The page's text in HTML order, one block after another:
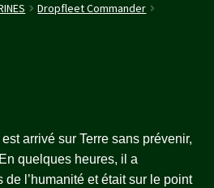
Dropfleet Commander
arrivé sur Terre sans prévenir,
quelques heures, il a
l’humanité et était sur le point